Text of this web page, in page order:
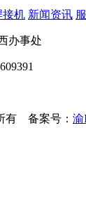
接机 新闻资讯
办事处
有 备案号： 渝